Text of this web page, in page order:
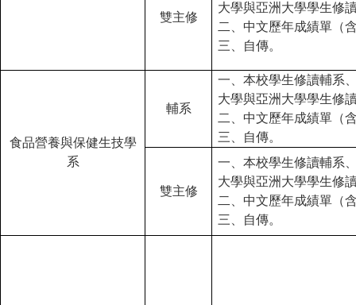
雙主修
大學與亞洲大學學生修
二、中文歷年成績單（
三、自傳。
食品營養與保健生技學
系
輔系
一、本校學生修讀輔系
大學與亞洲大學學生修
二、中文歷年成績單（
三、自傳。
雙主修
一、本校學生修讀輔系
大學與亞洲大學學生修
二、中文歷年成績單（
三、自傳。